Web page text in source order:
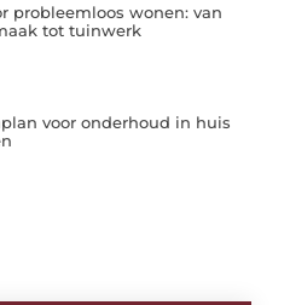
probleemloos wonen: van
tot tuinwerk
voor onderhoud in huis